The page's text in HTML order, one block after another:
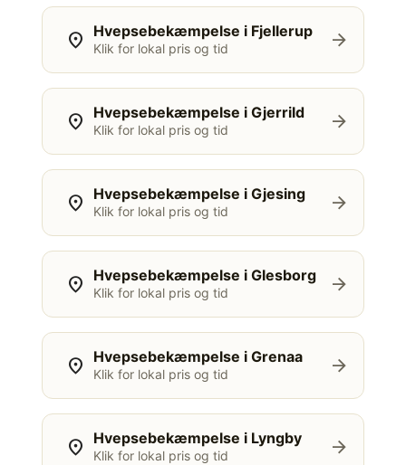
location_on Hvepsebekæmpelse i Fjellerup
Klik for lokal pris og tid arrow_forward
location_on Hvepsebekæmpelse i Gjerrild
Klik for lokal pris og tid arrow_forward
location_on Hvepsebekæmpelse i Gjesing
Klik for lokal pris og tid arrow_forward
location_on Hvepsebekæmpelse i Glesborg
Klik for lokal pris og tid arrow_forward
location_on Hvepsebekæmpelse i Grenaa
Klik for lokal pris og tid arrow_forward
location_on Hvepsebekæmpelse i Lyngby
Klik for lokal pris og tid arrow_forward